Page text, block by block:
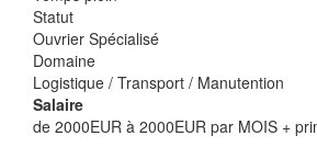
Statut
Ouvrier Spécialisé
Domaine
Logistique / Transport / Manutention
Salaire
de 2000EUR à 2000EUR par MOIS +